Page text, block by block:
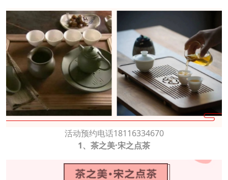
活动预约电话18116334670
1、茶之美·宋之点茶